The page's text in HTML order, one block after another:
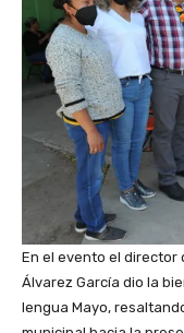
En el evento el director
Álvarez García dio la
lengua Mayo,